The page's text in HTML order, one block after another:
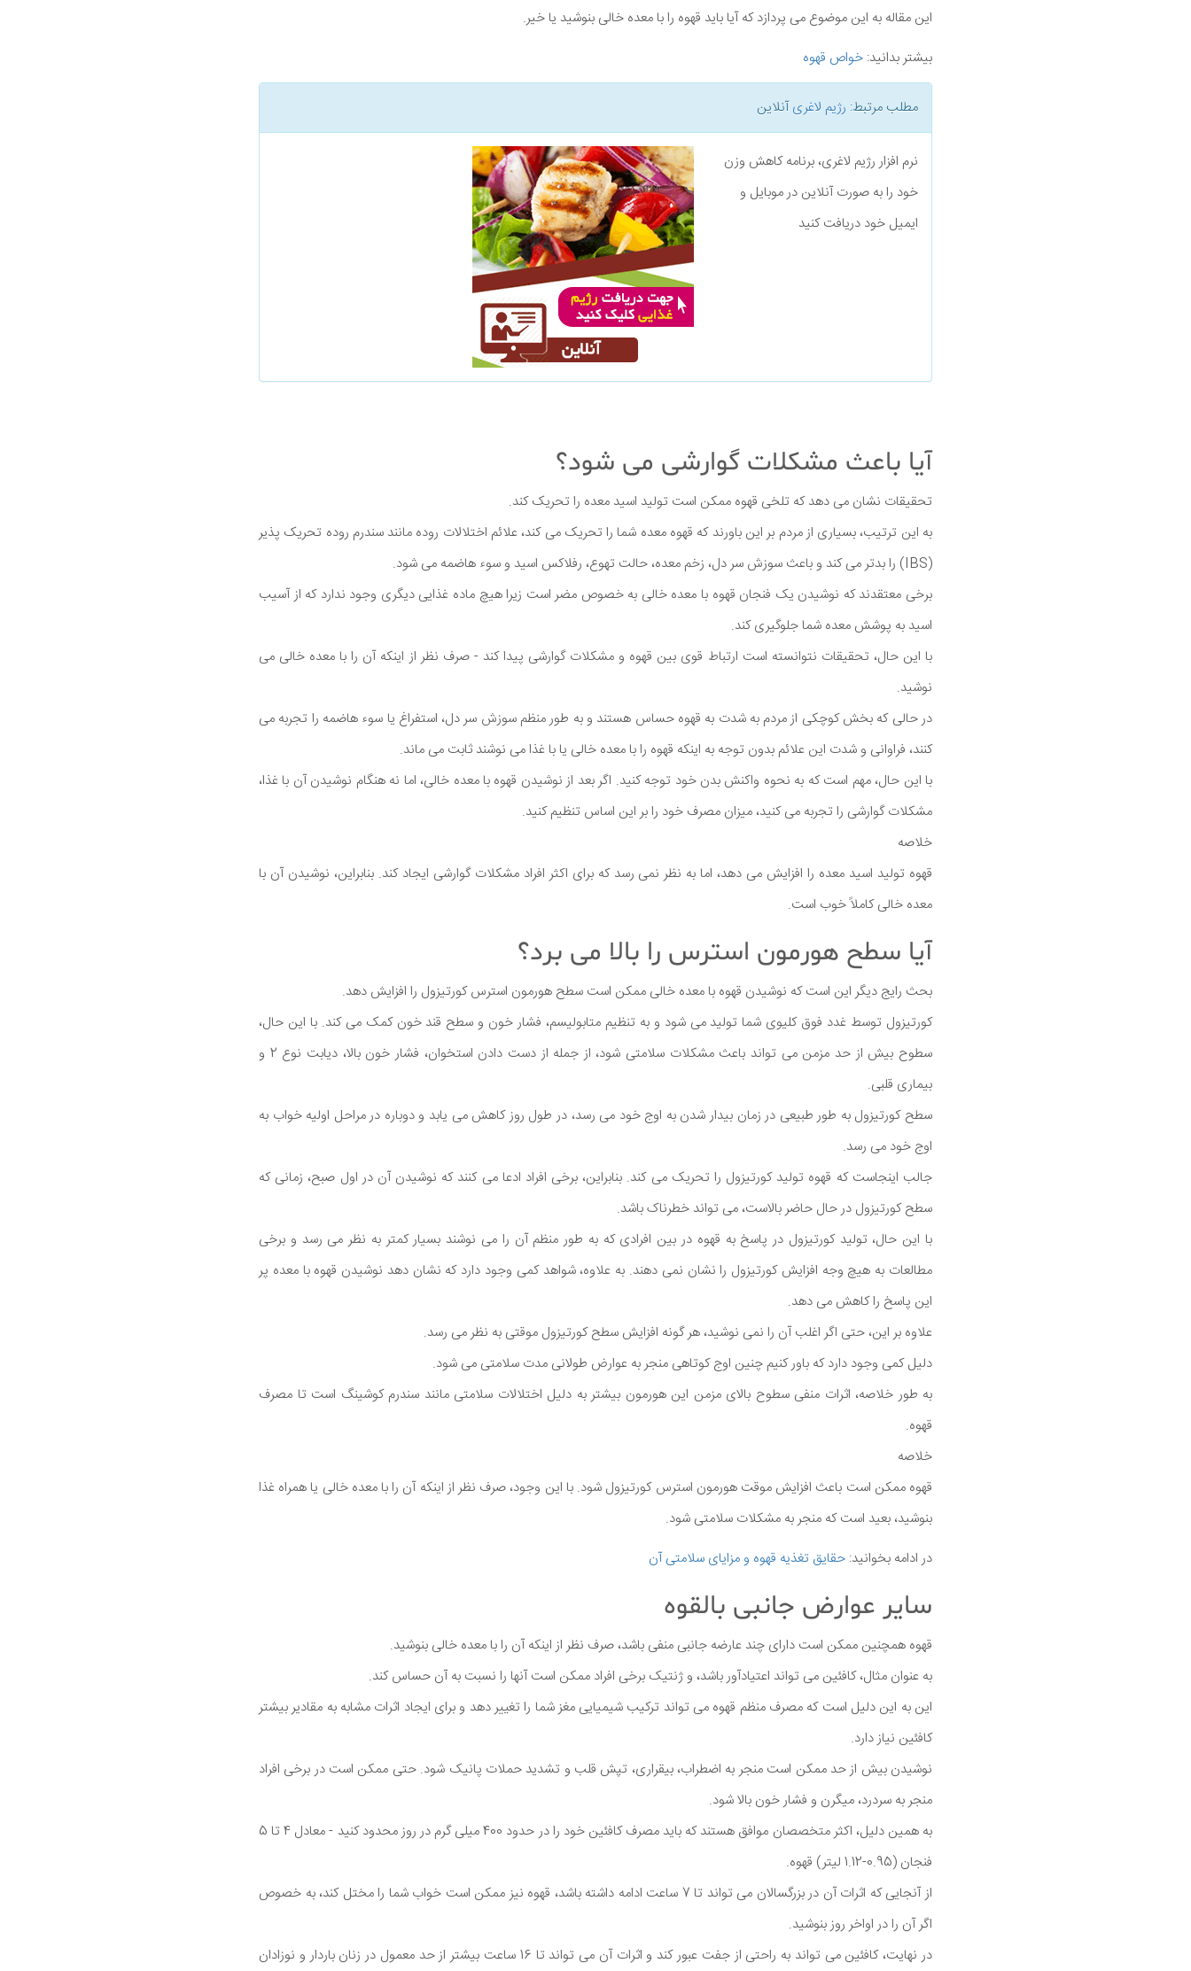
این مقاله به این موضوع می پردازد که آیا باید قهوه را با معده خالی بنوشید یا خیر.
بیشتر بدانید: خواص قهوه
مطلب مرتبط: رژیم لاغریآنلاین
نرم افزار رژیم لاغری، برنامه کاهش وزن
خود را به صورت آنلاین در موبایل و
ایمیل خود دریافت کنید
آیا باعث مشکلات گوارشی می شود؟
تحقیقات نشان می دهد که تلخی قهوه ممکن است تولید اسید معده را تحریک کند.
به این ترتیب، بسیاری از مردم بر این باورند که قهوه معده شما را تحریک می کند، علائم اختلالات روده مانند سندرم روده تحریک پذیر
(IBS) را بدتر می کند و باعث سوزش سر دل، زخم معده، حالت تهوع، رفلاکس اسید و سوء هاضمه می شود.
برخی معتقدند که نوشیدن یک فنجان قهوه با معده خالی به خصوص مضر است زیرا هیچ ماده غذایی دیگری وجود ندارد که از آسیب
اسید به پوشش معده شما جلوگیری کند.
با این حال، تحقیقات نتوانسته است ارتباط قوی بین قهوه و مشکلات گوارشی پیدا کند - صرف نظر از اینکه آن را با معده خالی می
نوشید.
در حالی که بخش کوچکی از مردم به شدت به قهوه حساس هستند و به طور منظم سوزش سر دل، استفراغ یا سوء هاضمه را تجربه می
کنند، فراوانی و شدت این علائم بدون توجه به اینکه قهوه را با معده خالی یا با غذا می نوشند ثابت می ماند.
با این حال، مهم است که به نحوه واکنش بدن خود توجه کنید. اگر بعد از نوشیدن قهوه با معده خالی، اما نه هنگام نوشیدن آن با غذا،
مشکلات گوارشی را تجربه می کنید، میزان مصرف خود را بر این اساس تنظیم کنید.
خلاصه
قهوه تولید اسید معده را افزایش می دهد، اما به نظر نمی رسد که برای اکثر افراد مشکلات گوارشی ایجاد کند. بنابراین، نوشیدن آن با
معده خالی کاملاً خوب است.
آیا سطح هورمون استرس را بالا می برد؟
بحث رایج دیگر این است که نوشیدن قهوه با معده خالی ممکن است سطح هورمون استرس کورتیزول را افزایش دهد.
کورتیزول توسط غدد فوق کلیوی شما تولید می شود و به تنظیم متابولیسم، فشار خون و سطح قند خون کمک می کند. با این حال،
سطوح بیش از حد مزمن می تواند باعث مشکلات سلامتی شود، از جمله از دست دادن استخوان، فشار خون بالا، دیابت نوع 2 و
بیماری قلبی.
سطح کورتیزول به طور طبیعی در زمان بیدار شدن به اوج خود می رسد، در طول روز کاهش می یابد و دوباره در مراحل اولیه خواب به
اوج خود می رسد.
جالب اینجاست که قهوه تولید کورتیزول را تحریک می کند. بنابراین، برخی افراد ادعا می‌ کنند که نوشیدن آن در اول صبح، زمانی که
سطح کورتیزول در حال حاضر بالاست، می ‌تواند خطرناک باشد.
با این حال، تولید کورتیزول در پاسخ به قهوه در بین افرادی که به طور منظم آن را می نوشند بسیار کمتر به نظر می رسد و برخی
مطالعات به هیچ وجه افزایش کورتیزول را نشان نمی دهند. به علاوه، شواهد کمی وجود دارد که نشان دهد نوشیدن قهوه با معده پر
این پاسخ را کاهش می دهد.
علاوه بر این، حتی اگر اغلب آن را نمی نوشید، هر گونه افزایش سطح کورتیزول موقتی به نظر می رسد.
دلیل کمی وجود دارد که باور کنیم چنین اوج کوتاهی منجر به عوارض طولانی مدت سلامتی می شود.
به طور خلاصه، اثرات منفی سطوح بالای مزمن این هورمون بیشتر به دلیل اختلالات سلامتی مانند سندرم کوشینگ است تا مصرف
قهوه.
خلاصه
قهوه ممکن است باعث افزایش موقت هورمون استرس کورتیزول شود. با این وجود، صرف نظر از اینکه آن را با معده خالی یا همراه غذا
بنوشید، بعید است که منجر به مشکلات سلامتی شود.
در ادامه بخوانید: حقایق تغذیه قهوه و مزایای سلامتی آن
سایر عوارض جانبی بالقوه
قهوه همچنین ممکن است دارای چند عارضه جانبی منفی باشد، صرف نظر از اینکه آن را با معده خالی بنوشید.
به عنوان مثال، کافئین می ‌تواند اعتیادآور باشد، و ژنتیک برخی افراد ممکن است آنها را نسبت به آن حساس کند.
این به این دلیل است که مصرف منظم قهوه می تواند ترکیب شیمیایی مغز شما را تغییر دهد و برای ایجاد اثرات مشابه به مقادیر بیشتر
کافئین نیاز دارد.
نوشیدن بیش از حد ممکن است منجر به اضطراب، بیقراری، تپش قلب و تشدید حملات پانیک شود. حتی ممکن است در برخی افراد
منجر به سردرد، میگرن و فشار خون بالا شود.
به همین دلیل، اکثر متخصصان موافق هستند که باید مصرف کافئین خود را در حدود 400 میلی گرم در روز محدود کنید - معادل 4 تا 5
فنجان (0.95-1.12 لیتر) قهوه.
از آنجایی که اثرات آن در بزرگسالان می تواند تا 7 ساعت ادامه داشته باشد، قهوه نیز ممکن است خواب شما را مختل کند، به خصوص
اگر آن را در اواخر روز بنوشید.
در نهایت، کافئین می تواند به راحتی از جفت عبور کند و اثرات آن می تواند تا 16 ساعت بیشتر از حد معمول در زنان باردار و نوزادان